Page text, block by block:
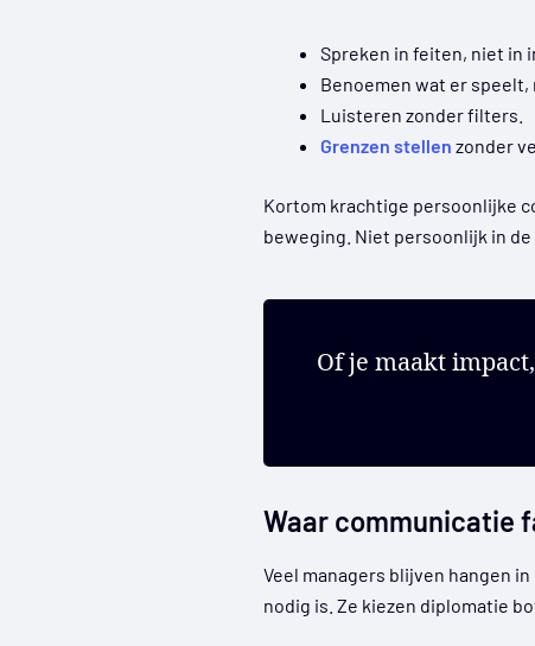
Spreken in feiten, niet in
Benoemen wat er
Luisteren zonder filters.
Grenzen stellen zonder
Kortom krachtige persoonlijke
beweging. Niet persoonlijk in
Of je maakt
Waar communicatie
Veel managers blijven hangen
nodig is. Ze kiezen diplomatie